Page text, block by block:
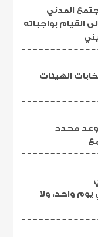
المدني
القيام بواجباته
الهيئات
محدد
يوم واحد، ولا